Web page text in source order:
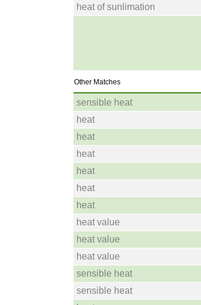
heat of sunlimation
Other Matches
sensible heat
heat
heat
heat
heat
heat
heat
heat value
heat value
heat value
sensible heat
sensible heat